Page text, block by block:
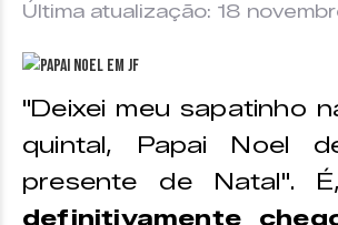
Última atualização: 18
"Deixei meu sapatinho
quintal, Papai Noel
presente de Natal".
definitivamente